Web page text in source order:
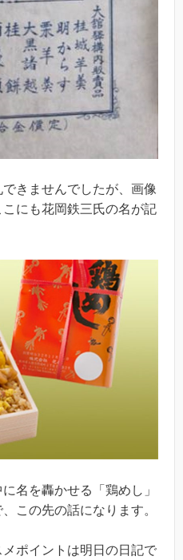
きませんでしたが、画像
にも花岡鉄三氏の名が記
名を轟かせる「鶏めし」
この先の話になります。
メポイントは明日の日記で